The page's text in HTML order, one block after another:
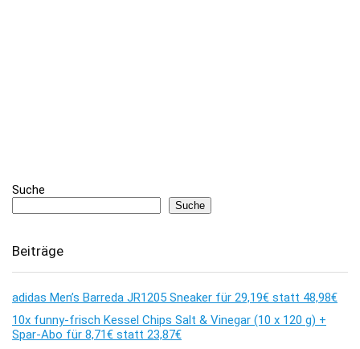
Suche
Suche
Beiträge
adidas Men’s Barreda JR1205 Sneaker für 29,19€ statt 48,98€
10x funny-frisch Kessel Chips Salt & Vinegar (10 x 120 g) +
Spar-Abo für 8,71€ statt 23,87€